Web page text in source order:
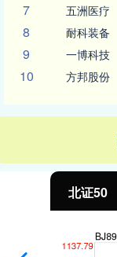
7 五洲医疗
8 耐科装备
9 一博科技
10 方邦股份
北证50